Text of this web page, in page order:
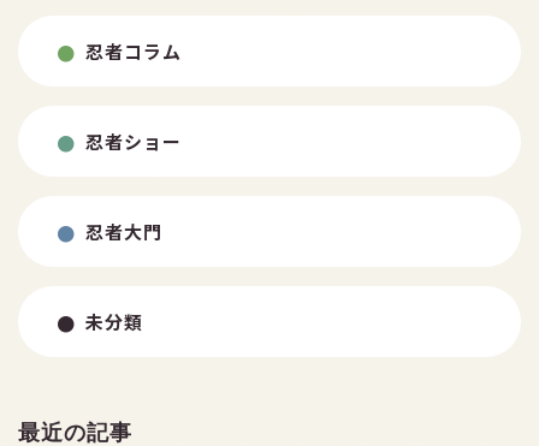
忍者コラム
忍者ショー
忍者大門
未分類
最近の記事